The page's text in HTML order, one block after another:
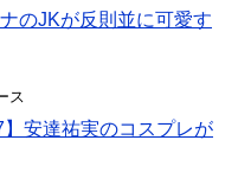
のJKが反則並に可愛す
ス
】安達祐実のコスプレが